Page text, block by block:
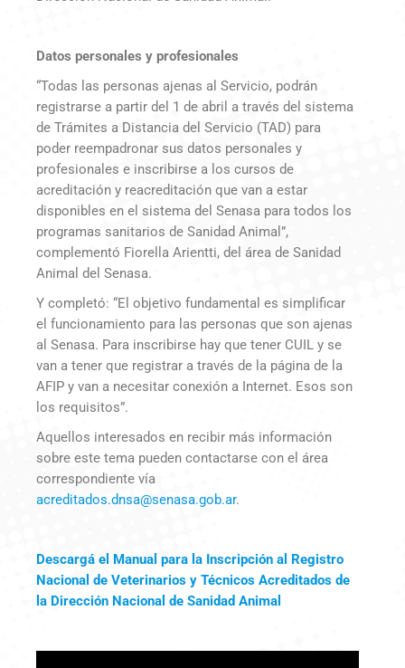
Datos personales y profesionales
“Todas las personas ajenas al Servicio, podrán
registrarse a partir del 1 de abril a través del sistema
de Trámites a Distancia del Servicio (TAD) para
poder reempadronar sus datos personales y
profesionales e inscribirse a los cursos de
acreditación y reacreditación que van a estar
disponibles en el sistema del Senasa para todos los
programas sanitarios de Sanidad Animal”,
complementó Fiorella Arientti, del área de Sanidad
Animal del Senasa.
Y completó: “El objetivo fundamental es simplificar
el funcionamiento para las personas que son ajenas
al Senasa. Para inscribirse hay que tener CUIL y se
van a tener que registrar a través de la página de la
AFIP y van a necesitar conexión a Internet. Esos son
los requisitos”.
Aquellos interesados en recibir más información
sobre este tema pueden contactarse con el área
correspondiente vía
acreditados.dnsa@senasa.gob.ar.
Descargá el Manual para la Inscripción al Registro
Nacional de Veterinarios y Técnicos Acreditados de
la Dirección Nacional de Sanidad Animal